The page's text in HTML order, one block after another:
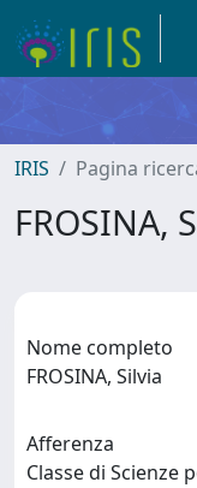
IRIS Pagina
FROSINA,
Nome completo
FROSINA, Silvia
Afferenza
Classe di Scienze